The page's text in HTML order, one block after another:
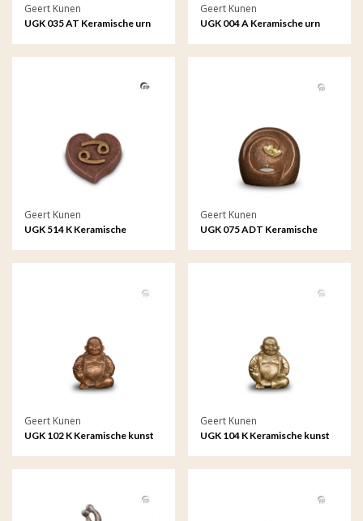
Geert Kunen
UGK 035 AT Keramische urn
Geert Kunen
UGK 004 A Keramische urn
Geert Kunen
UGK 514 K Keramische
Geert Kunen
UGK 075 ADT Keramische
verbintenis (waxine)
Geert Kunen
UGK 102 K Keramische kunst
Geert Kunen
UGK 104 K Keramische kunst